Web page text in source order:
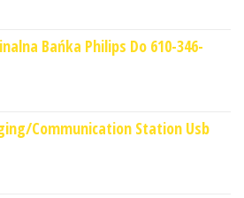
Bańka Philips Do 610-346-
Communication Station Usb